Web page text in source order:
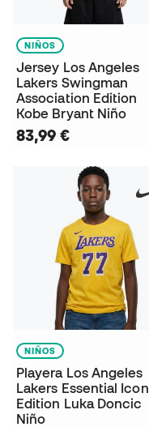
NIÑOS
Jersey Los Angeles
Lakers Swingman
Association Edition
Kobe Bryant Niño
83,99 €
NIÑOS
Playera Los Angeles
Lakers Essential Icon
Edition Luka Doncic
Niño